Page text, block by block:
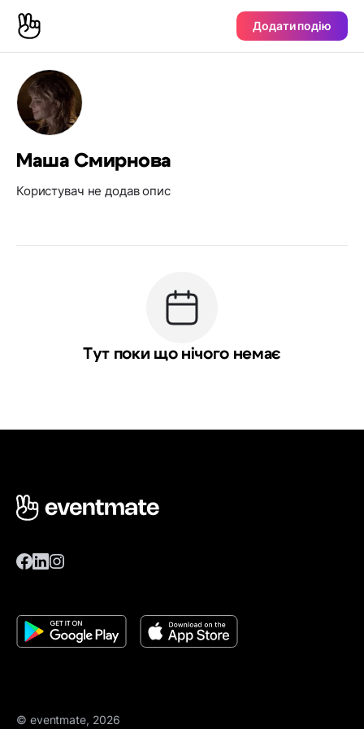
Додати подію
Маша Смирнова
Користувач не додав опис
Тут поки що нічого немає
© eventmate, 2026